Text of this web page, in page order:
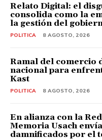
Relato Digital: el
consolida como la
la gestión del
POLITICA 8 AGOSTO, 2026
Ramal del comercio
nacional para
Kast
POLITICA 8 AGOSTO, 2026
En alianza con la
Memoria Usach
damnificados por el